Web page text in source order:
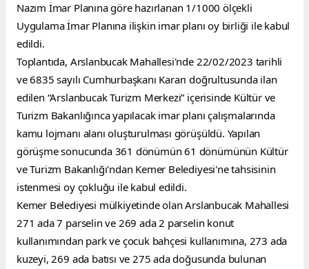
Nazım İmar Planına göre hazırlanan 1/1000 ölçekli
Uygulama İmar Planına ilişkin imar planı oy birliği ile kabul
edildi.
Toplantıda, Arslanbucak Mahallesi'nde 22/02/2023 tarihli
ve 6835 sayılı Cumhurbaşkanı Kararı doğrultusunda ilan
edilen “Arslanbucak Turizm Merkezi” içerisinde Kültür ve
Turizm Bakanlığınca yapılacak imar planı çalışmalarında
kamu lojmanı alanı oluşturulması görüşüldü. Yapılan
görüşme sonucunda 361 dönümün 61 dönümünün Kültür
ve Turizm Bakanlığı'ndan Kemer Belediyesi'ne tahsisinin
istenmesi oy çokluğu ile kabul edildi.
Kemer Belediyesi mülkiyetinde olan Arslanbucak Mahallesi
271 ada 7 parselin ve 269 ada 2 parselin konut
kullanımından park ve çocuk bahçesi kullanımına, 273 ada
kuzeyi, 269 ada batısı ve 275 ada doğusunda bulunan